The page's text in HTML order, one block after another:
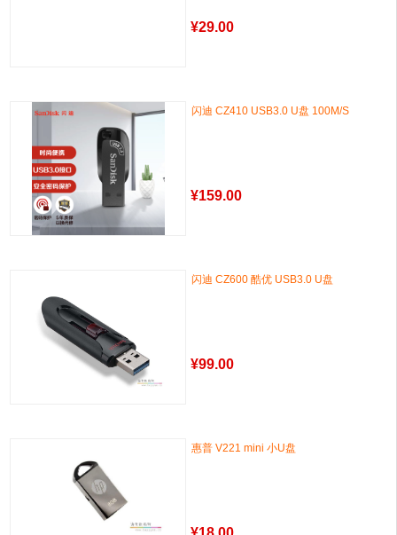
¥29.00
闪迪 CZ410 USB3.0 U盘 100M/S
¥159.00
闪迪 CZ600 酷优 USB3.0 U盘
¥99.00
惠普 V221 mini 小U盘